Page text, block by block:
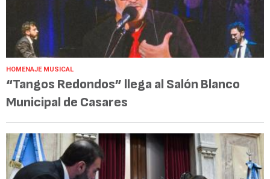
HOMENAJE MUSICAL
“Tangos Redondos” llega al Salón Blanco
Municipal de Casares